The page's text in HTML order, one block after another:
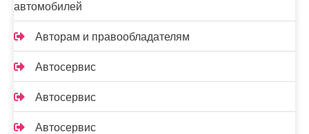
автомобилей
Авторам и правообладателям
Автосервис
Автосервис
Автосервис